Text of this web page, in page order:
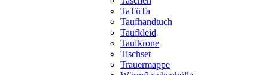
TaTüTa
Taufhandtuch
Taufkleid
Taufkrone
Tischset
Trauermappe